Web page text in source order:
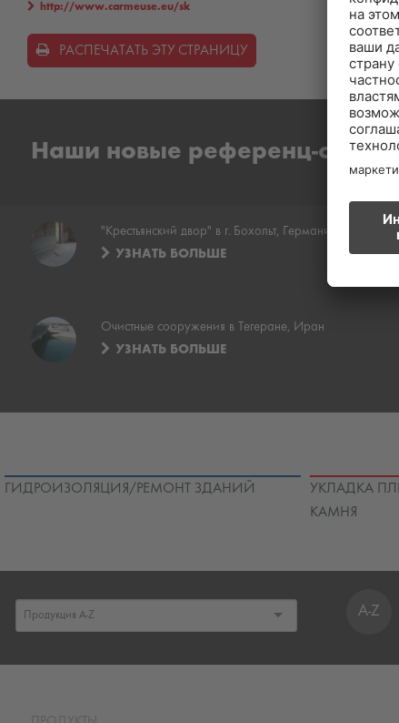
http://www.carmeuse.eu/sk
РАСПЕЧАТАТЬ ЭТУ СТРАНИЦУ
Наши новые референц-
"Крестьянский двор" в г. Бохольт, Германия
УЗНАТЬ БОЛЬШЕ
Очистные сооружения в Тегеране, Иран
УЗНАТЬ БОЛЬШЕ
ГИДРОИЗОЛЯЦИЯ/РЕМОНТ ЗДАНИЙ
УКЛАДКА
КАМНЯ
A-Z